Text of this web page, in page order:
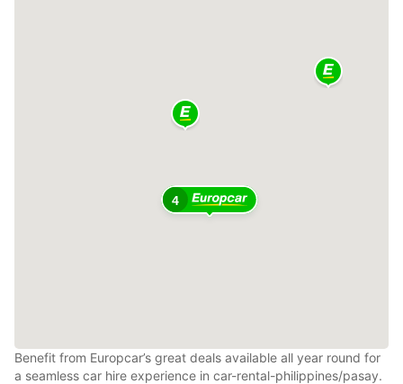
4
Benefit from Europcar’s great deals available all year round for
a seamless car hire experience in car-rental-philippines/pasay.